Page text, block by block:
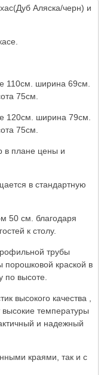
Аляска/черн) и
110см. ширина 69см.
75см.
120см. ширина 79см.
75см.
в плане цены и
в стандартную
50 см. благодаря
к столу.
трубы
краской в
по высоте.
высокого качества ,
температуры
и надежный
краями, так и с